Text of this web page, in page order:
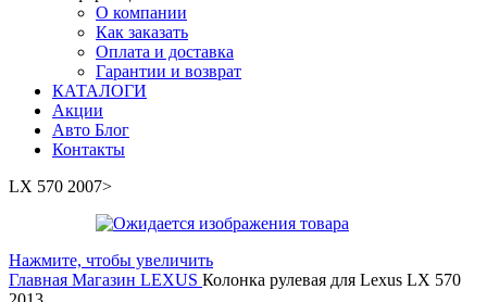
О компании
Как заказать
Оплата и доставка
Гарантии и возврат
КАТАЛОГИ
Акции
Авто Блог
Контакты
LX 570 2007>
Нажмите, чтобы увеличить
Главная Магазин LEXUS Колонка рулевая для Lexus LX 570